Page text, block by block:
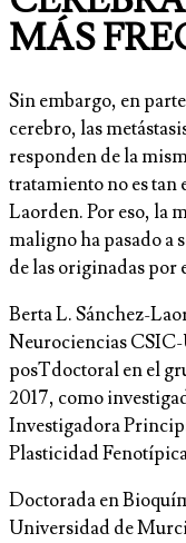
MÁS
Sin embargo, en
cerebro, las
responden de la
tratamiento no es tan
Laorden. Por eso, la
maligno ha pasado a
de las originadas por
Berta L. Sánchez-
Neurociencias
posTdoctoral en el
2017, como
Investigadora
Plasticidad
Doctorada en
Universidad de